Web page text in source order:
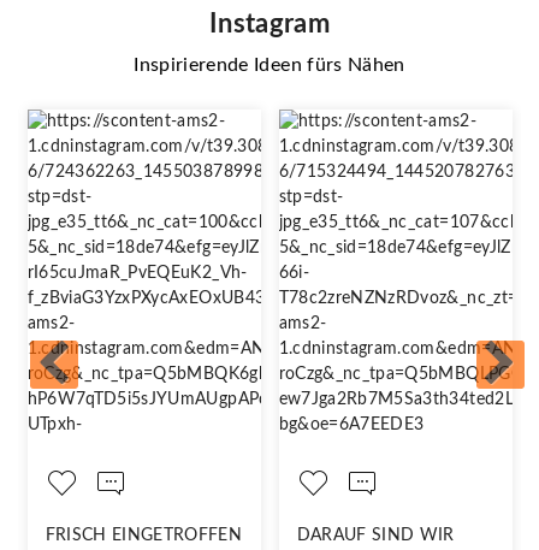
Instagram
Inspirierende Ideen fürs Nähen
FRISCH EINGETROFFEN
DARAUF SIND WIR